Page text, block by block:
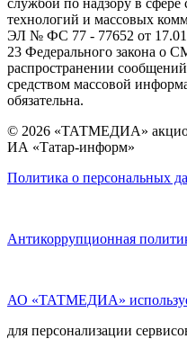
технологий и массовых
ЭЛ № ФС 77 - 77652 от
23 Федерального закона о
распространении
средством массовой
обязательна.
© 2026 «ТАТМЕДИА»
ИА «Татар-информ»
Политика о персональных
Антикоррупционная
АО «ТАТМЕДИА»
для персонализации